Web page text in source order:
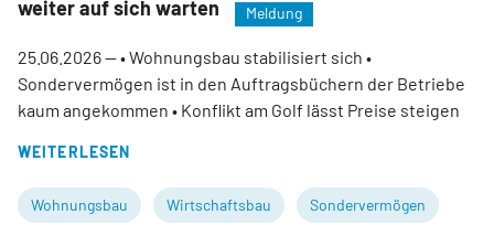
weiter auf sich warten
Meldung
25.06.2026— • Wohnungsbau stabilisiert sich •
Sondervermögen ist in den Auftragsbüchern der Betriebe
kaum angekommen • Konflikt am Golf lässt Preise steigen
WEITERLESEN
Wohnungsbau Wirtschaftsbau Sondervermögen